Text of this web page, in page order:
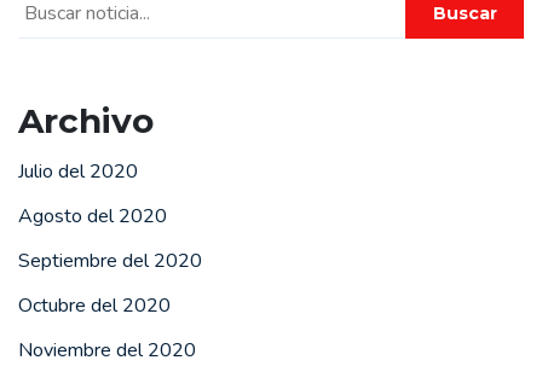
Buscar
Archivo
Julio del 2020
Agosto del 2020
Septiembre del 2020
Octubre del 2020
Noviembre del 2020